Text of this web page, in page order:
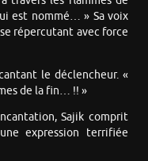
est nommé… » Sa voix
répercutant avec force
le déclencheur. «
de la fin… !! »
Sajik comprit
expression terrifiée